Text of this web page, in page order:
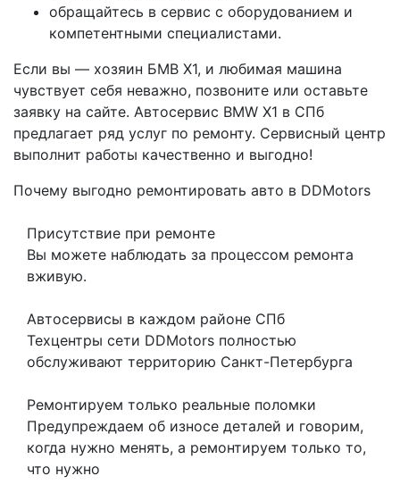
обращайтесь в сервис с оборудованием и
компетентными специалистами.
Если вы — хозяин БМВ X1, и любимая машина
чувствует себя неважно, позвоните или оставьте
заявку на сайте. Автосервис BMW X1 в СПб
предлагает ряд услуг по ремонту. Сервисный центр
выполнит работы качественно и выгодно!
Почему выгодно ремонтировать авто в DDMotors
Присутствие при ремонте
Вы можете наблюдать за процессом ремонта
вживую.
Автосервисы в каждом районе СПб
Техцентры сети DDMotors полностью
обслуживают территорию Санкт-Петербурга
Ремонтируем только реальные поломки
Предупреждаем об износе деталей и говорим,
когда нужно менять, а ремонтируем только то,
что нужно